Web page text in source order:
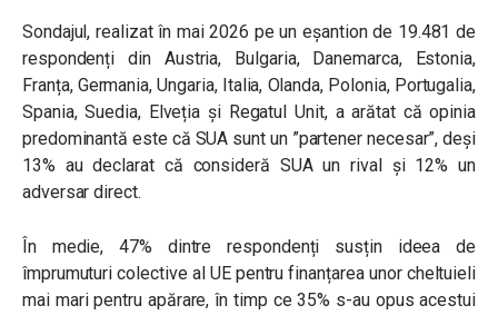
Sondajul, realizat în mai 2026 pe un eșantion de 19.481 de
respondenți din Austria, Bulgaria, Danemarca, Estonia,
Franța, Germania, Ungaria, Italia, Olanda, Polonia, Portugalia,
Spania, Suedia, Elveția și Regatul Unit, a arătat că opinia
predominantă este că SUA sunt un ”partener necesar”, deși
13% au declarat că consideră SUA un rival și 12% un
adversar direct.
În medie, 47% dintre respondenți susțin ideea de
împrumuturi colective al UE pentru finanțarea unor cheltuieli
mai mari pentru apărare, în timp ce 35% s-au opus acestui